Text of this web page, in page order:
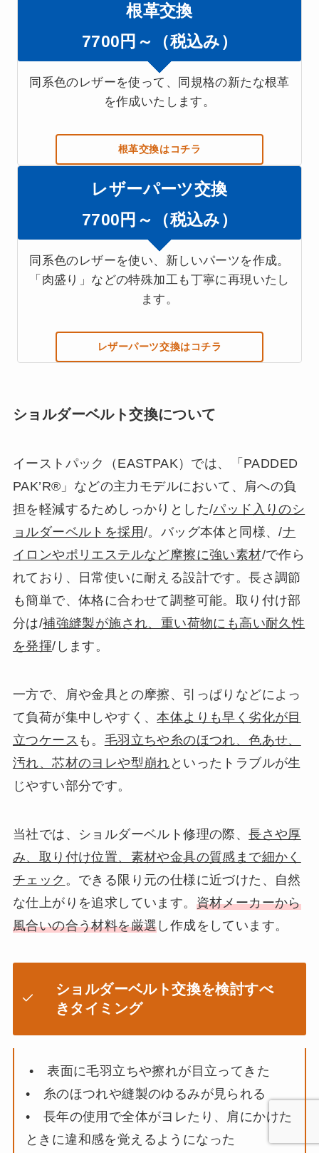
根革交換
7700円～（税込み）
同系色のレザーを使って、同規格の新たな根革
を作成いたします。
根革交換はコチラ
レザーパーツ交換
7700円～（税込み）
同系色のレザーを使い、新しいパーツを作成。
「肉盛り」などの特殊加工も丁寧に再現いたし
ます。
レザーパーツ交換はコチラ
ショルダーベルト交換について
イーストパック（EASTPAK）では、「PADDED
PAK’R®」などの主力モデルにおいて、肩への負
担を軽減するためしっかりとした/パッド入りのシ
ョルダーベルトを採用/。バッグ本体と同様、/ナ
イロンやポリエステルなど摩擦に強い素材/で作ら
れており、日常使いに耐える設計です。長さ調節
も簡単で、体格に合わせて調整可能。取り付け部
分は/補強縫製が施され、重い荷物にも高い耐久性
を発揮/します。
一方で、肩や金具との摩擦、引っぱりなどによっ
て負荷が集中しやすく、本体よりも早く劣化が目
立つケース も。 毛羽立ちや糸のほつれ、色あせ、
汚れ、芯材のヨレや型崩れ といったトラブルが生
じやすい部分です。
当社では、ショルダーベルト修理の際、長さや厚
み、取り付け位置、素材や金具の質感まで細かく
チェック 。できる限り元の仕様に近づけた、自然
な仕上がりを追求しています。 資材メーカーから
風合いの合う材料を厳選 し作成をしています。
ショルダーベルト交換を検討すべ
きタイミング
• 表面に毛羽立ちや擦れが目立ってきた
• 糸のほつれや縫製のゆるみが見られる
• 長年の使用で全体がヨレたり、肩にかけた
ときに違和感を覚えるようになった